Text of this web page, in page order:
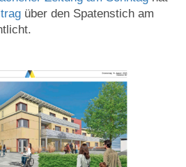
über den Spatenstich am